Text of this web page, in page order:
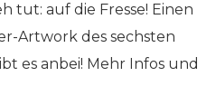
tut: auf die Fresse! Einen
Artwork des sechsten
es anbei! Mehr Infos und